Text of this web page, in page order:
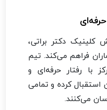
دکتر براتی،
فراهم می‌کند. تیم
با رفتار حرفه‌ای و
استقبال کرده و تمامی
می‌کنند.